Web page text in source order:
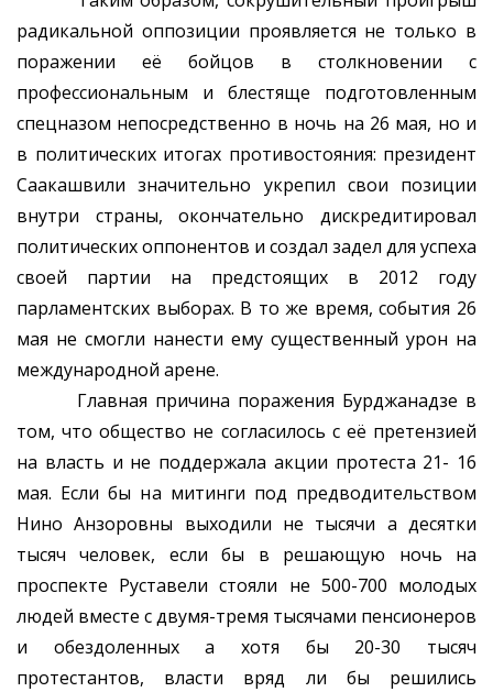
радикальной оппозиции проявляется не только в
поражении её бойцов в столкновении с
профессиональным и блестяще подготовленным
спецназом непосредственно в ночь на 26 мая, но и
в политических итогах противостояния: президент
Саакашвили значительно укрепил свои позиции
внутри страны, окончательно дискредитировал
политических оппонентов и создал задел для успеха
своей партии на предстоящих в 2012 году
парламентских выборах. В то же время, события 26
мая не смогли нанести ему существенный урон на
международной арене.
Главная причина поражения Бурджанадзе в
том, что общество не согласилось с её претензией
на власть и не поддержала акции протеста 21- 16
мая. Если бы на митинги под предводительством
Нино Анзоровны выходили не тысячи а десятки
тысяч человек, если бы в решающую ночь на
проспекте Руставели стояли не 500-700 молодых
людей вместе с двумя-тремя тысячами пенсионеров
и обездоленных а хотя бы 20-30 тысяч
протестантов, власти вряд ли бы решились